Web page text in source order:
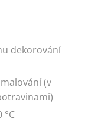
dekorování
(v
°C